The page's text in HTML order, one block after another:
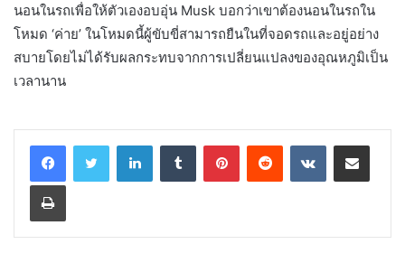
นอนในรถเพื่อให้ตัวเองอบอุ่น Musk บอกว่าเขาต้องนอนในรถใน
โหมด ‘ค่าย’ ในโหมดนี้ผู้ขับขี่สามารถยืนในที่จอดรถและอยู่อย่าง
สบายโดยไม่ได้รับผลกระทบจากการเปลี่ยนแปลงของอุณหภูมิเป็น
เวลานาน
LinkedInTumblr PinterestReddit VKontakteShare via Email
Print